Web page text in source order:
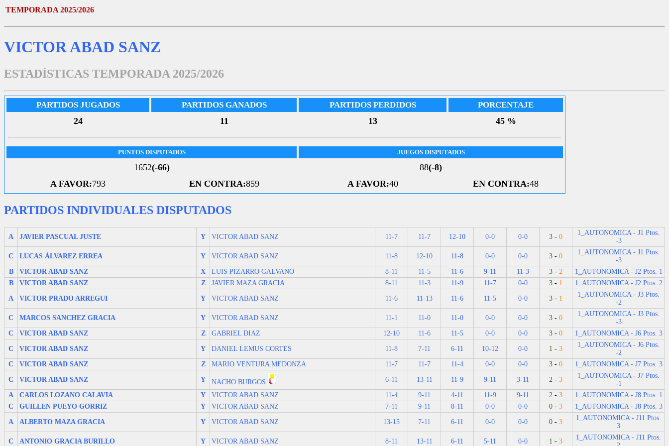
TEMPORADA 2025/2026
VICTOR ABAD SANZ
ESTADÍSTICAS TEMPORADA 2025/2026
PARTIDOS JUGADOS PARTIDOS GANADOS PARTIDOS PERDIDOS PORCENTAJE
24 11 13 45 %
PUNTOS DISPUTADOS JUEGOS DISPUTADOS
1652(-66) 88(-8)
A FAVOR:793 EN CONTRA:859 A FAVOR:40 EN CONTRA:48
PARTIDOS INDIVIDUALES DISPUTADOS
A JAVIER PASCUAL JUSTE Y VICTOR ABAD SANZ 11-7 11-7 12-10 0-0 0-0 3 - 0
1_AUTONOMICA - J1 Ptos.
-3
C LUCAS ÁLVAREZ ERREA Y VICTOR ABAD SANZ 11-8 12-10 11-8 0-0 0-0 3 - 0
1_AUTONOMICA - J1 Ptos.
-3
B
VICTOR ABAD SANZ X LUIS PIZARRO GALVANO 8-11 11-5 11-6 9-11 11-3 3 - 2
1_AUTONOMICA - J2 Ptos. 1
B
VICTOR ABAD SANZ Z JAVIER MAZA GRACIA 8-11 11-3 11-9 11-7 0-0 3 - 1 1_AUTONOMICA - J2 Ptos. 2
A VICTOR PRADO ARREGUI Y VICTOR ABAD SANZ 11-6 11-13 11-6 11-5 0-0 3 - 1
1_AUTONOMICA - J3 Ptos.
-2
C MARCOS SANCHEZ GRACIA Y VICTOR ABAD SANZ 11-1 11-0 11-0 0-0 0-0 3 - 0
1_AUTONOMICA - J3 Ptos.
-3
C
VICTOR ABAD SANZ Z GABRIEL DIAZ 12-10 11-6 11-5 0-0 0-0 3 - 0 1_AUTONOMICA - J6 Ptos. 3
C VICTOR ABAD SANZ Y DANIEL LEMUS CORTES 11-8 7-11 6-11 10-12 0-0 1 - 3
1_AUTONOMICA - J6 Ptos.
-2
C
VICTOR ABAD SANZ Z MARIO VENTURA MEDONZA 11-7 11-7 11-4 0-0 0-0 3 - 0 1_AUTONOMICA - J7 Ptos. 3
C VICTOR ABAD SANZ Y NACHO BURGOS 6-11 13-11 11-9 9-11 3-11 2 - 3
1_AUTONOMICA - J7 Ptos.
-1
A
CARLOS LOZANO CALAVIA Y VICTOR ABAD SANZ 11-4 9-11 4-11 11-9 9-11 2 - 3
1_AUTONOMICA - J8 Ptos. 1
C
GUILLEN PUEYO GORRIZ Y VICTOR ABAD SANZ 7-11 9-11 8-11 0-0 0-0 0 - 3 1_AUTONOMICA - J8 Ptos. 3
A ALBERTO MAZA GRACIA Y VICTOR ABAD SANZ 13-15 7-11 6-11 0-0 0-0 0 - 3
1_AUTONOMICA - J11 Ptos.
3
C ANTONIO GRACIA BURILLO Y VICTOR ABAD SANZ 8-11 13-11 6-11 5-11 0-0 1 - 3
1_AUTONOMICA - J11 Ptos.